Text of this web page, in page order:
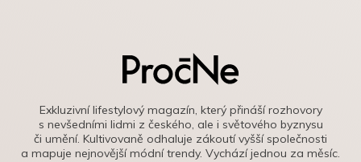
Exkluzivní lifestylový magazín, který přináší rozhovory
s nevšedními lidmi z českého, ale i světového byznysu
či umění. Kultivovaně odhaluje zákoutí vyšší společnosti
a mapuje nejnovější módní trendy. Vychází jednou za měsíc.